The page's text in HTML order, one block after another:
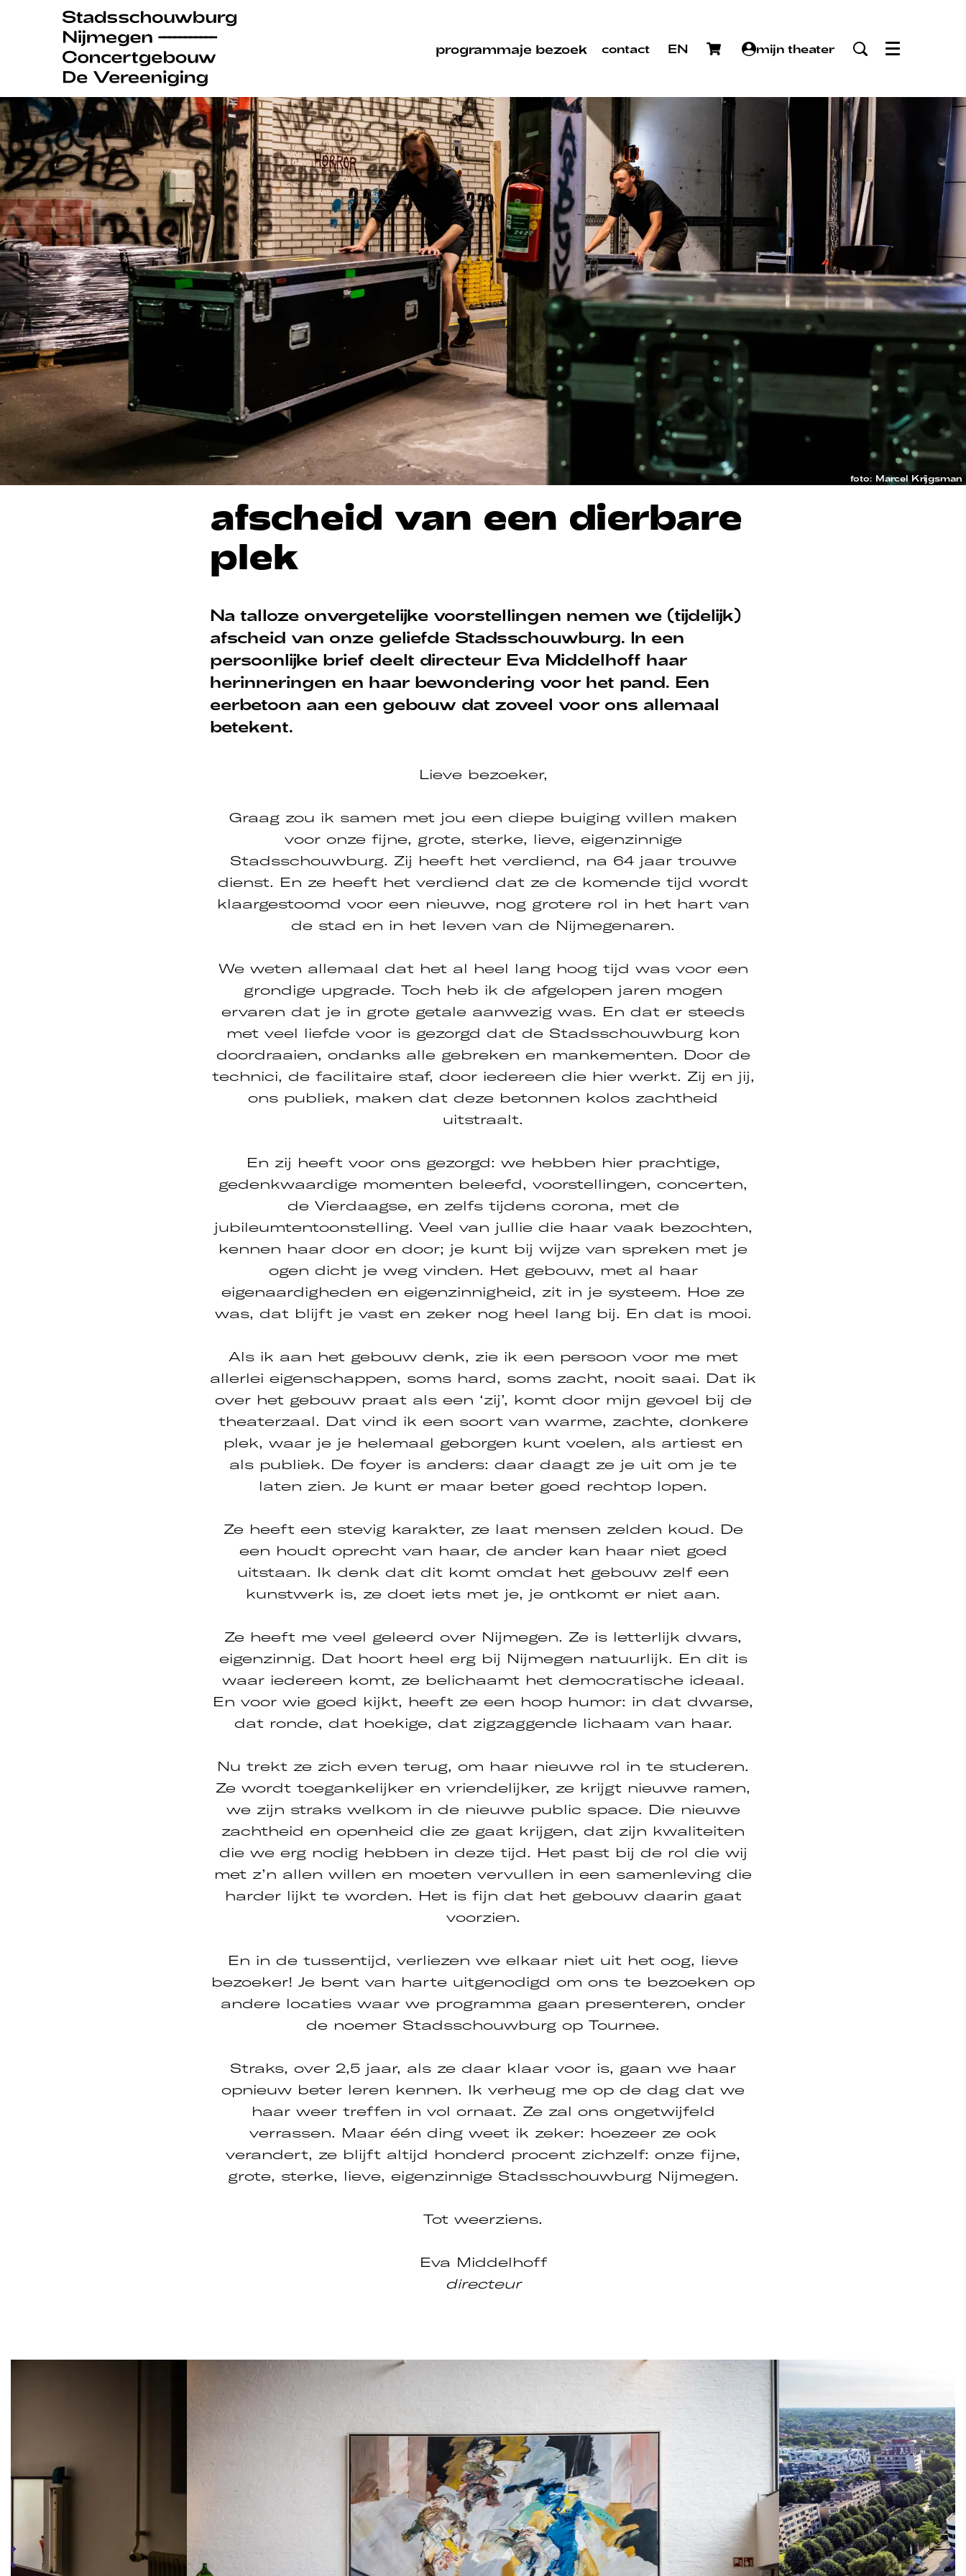
programmaje bezoek contact EN mijn theater Menu
foto: Marcel Krijgsman
afscheid van een dierbare
plek
Na talloze onvergetelijke voorstellingen nemen we (tijdelijk)
afscheid van onze geliefde Stadsschouwburg. In een
persoonlijke brief deelt directeur Eva Middelhoff haar
herinneringen en haar bewondering voor het pand. Een
eerbetoon aan een gebouw dat zoveel voor ons allemaal
betekent.
Lieve bezoeker,
Graag zou ik samen met jou een diepe buiging willen maken
voor onze fijne, grote, sterke, lieve, eigenzinnige
Stadsschouwburg. Zij heeft het verdiend, na 64 jaar trouwe
dienst. En ze heeft het verdiend dat ze de komende tijd wordt
klaargestoomd voor een nieuwe, nog grotere rol in het hart van
de stad en in het leven van de Nijmegenaren.
We weten allemaal dat het al heel lang hoog tijd was voor een
grondige upgrade. Toch heb ik de afgelopen jaren mogen
ervaren dat je in grote getale aanwezig was. En dat er steeds
met veel liefde voor is gezorgd dat de Stadsschouwburg kon
doordraaien, ondanks alle gebreken en mankementen. Door de
technici, de facilitaire staf, door iedereen die hier werkt. Zij en jij,
ons publiek, maken dat deze betonnen kolos zachtheid
uitstraalt.
En zij heeft voor ons gezorgd: we hebben hier prachtige,
gedenkwaardige momenten beleefd, voorstellingen, concerten,
de Vierdaagse, en zelfs tijdens corona, met de
jubileumtentoonstelling. Veel van jullie die haar vaak bezochten,
kennen haar door en door; je kunt bij wijze van spreken met je
ogen dicht je weg vinden. Het gebouw, met al haar
eigenaardigheden en eigenzinnigheid, zit in je systeem. Hoe ze
was, dat blijft je vast en zeker nog heel lang bij. En dat is mooi.
Als ik aan het gebouw denk, zie ik een persoon voor me met
allerlei eigenschappen, soms hard, soms zacht, nooit saai. Dat ik
over het gebouw praat als een ‘zij’, komt door mijn gevoel bij de
theaterzaal. Dat vind ik een soort van warme, zachte, donkere
plek, waar je je helemaal geborgen kunt voelen, als artiest en
als publiek. De foyer is anders: daar daagt ze je uit om je te
laten zien. Je kunt er maar beter goed rechtop lopen.
Ze heeft een stevig karakter, ze laat mensen zelden koud. De
een houdt oprecht van haar, de ander kan haar niet goed
uitstaan. Ik denk dat dit komt omdat het gebouw zelf een
kunstwerk is, ze doet iets met je, je ontkomt er niet aan.
Ze heeft me veel geleerd over Nijmegen. Ze is letterlijk dwars,
eigenzinnig. Dat hoort heel erg bij Nijmegen natuurlijk. En dit is
waar iedereen komt, ze belichaamt het democratische ideaal.
En voor wie goed kijkt, heeft ze een hoop humor: in dat dwarse,
dat ronde, dat hoekige, dat zigzaggende lichaam van haar.
Nu trekt ze zich even terug, om haar nieuwe rol in te studeren.
Ze wordt toegankelijker en vriendelijker, ze krijgt nieuwe ramen,
we zijn straks welkom in de nieuwe public space. Die nieuwe
zachtheid en openheid die ze gaat krijgen, dat zijn kwaliteiten
die we erg nodig hebben in deze tijd. Het past bij de rol die wij
met z’n allen willen en moeten vervullen in een samenleving die
harder lijkt te worden. Het is fijn dat het gebouw daarin gaat
voorzien.
En in de tussentijd, verliezen we elkaar niet uit het oog, lieve
bezoeker! Je bent van harte uitgenodigd om ons te bezoeken op
andere locaties waar we programma gaan presenteren, onder
de noemer Stadsschouwburg op Tournee.
Straks, over 2,5 jaar, als ze daar klaar voor is, gaan we haar
opnieuw beter leren kennen. Ik verheug me op de dag dat we
haar weer treffen in vol ornaat. Ze zal ons ongetwijfeld
verrassen. Maar één ding weet ik zeker: hoezeer ze ook
verandert, ze blijft altijd honderd procent zichzelf: onze fijne,
grote, sterke, lieve, eigenzinnige Stadsschouwburg Nijmegen.
Tot weerziens.
Eva Middelhoff
directeur
Inzoomen